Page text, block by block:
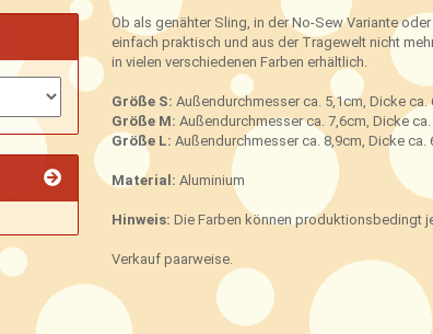
Ob als genähter Sling, in der No-Sew Variante
einfach praktisch und aus der Tragewelt nicht
in vielen verschiedenen Farben erhältlich.
Größe S: Außendurchmesser ca. 5,1cm, Dicke ca.
Größe M: Außendurchmesser ca. 7,6cm, Dicke
Größe L: Außendurchmesser ca. 8,9cm, Dicke ca.
Material: Aluminium
Hinweis: Die Farben können produktionsbedingt
Verkauf paarweise.